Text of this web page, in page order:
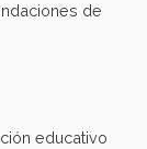
de
educativo